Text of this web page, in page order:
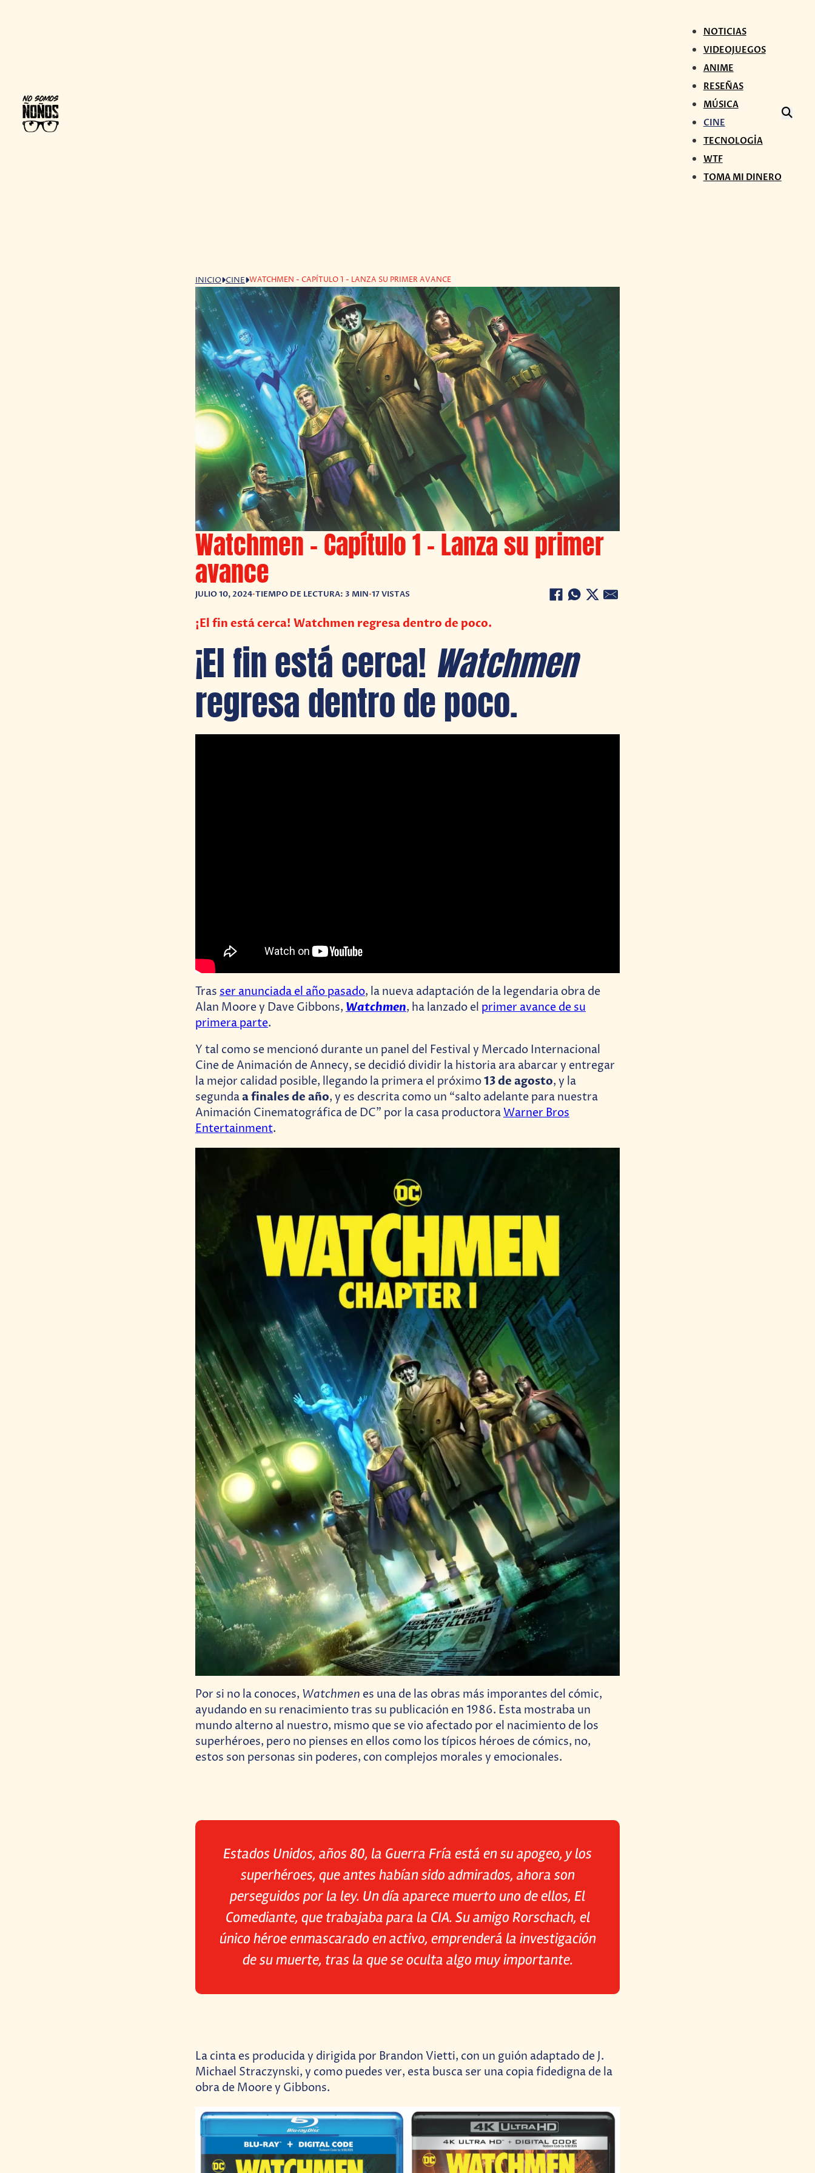
NOTICIAS
VIDEOJUEGOS
ANIME
RESEÑAS
MÚSICA
CINE
TECNOLOGÍA
WTF
TOMA MI DINERO
INICIO CINE WATCHMEN - CAPÍTULO 1 - LANZA SU PRIMER AVANCE
Watchmen – Capítulo 1 – Lanza su primer
avance
JULIO 10, 2024•TIEMPO DE LECTURA: 3 MIN•17 VISTAS
¡El fin está cerca! Watchmen regresa dentro de poco.
¡El fin está cerca! Watchmen
regresa dentro de poco.
Tras ser anunciada el año pasado, la nueva adaptación de la legendaria obra de
Alan Moore y Dave Gibbons, Watchmen, ha lanzado el primer avance de su
primera parte.
Y tal como se mencionó durante un panel del Festival y Mercado Internacional
Cine de Animación de Annecy, se decidió dividir la historia ara abarcar y entregar
la mejor calidad posible, llegando la primera el próximo13 de agosto, y la
segundaa finales de año, y es descrita como un “salto adelante para nuestra
Animación Cinematográfica de DC” por la casa productoraWarner Bros
Entertainment.
Por si no la conoces, Watchmen es una de las obras más imporantes del cómic,
ayudando en su renacimiento tras su publicación en 1986. Esta mostraba un
mundo alterno al nuestro, mismo que se vio afectado por el nacimiento de los
superhéroes, pero no pienses en ellos como los típicos héroes de cómics, no,
estos son personas sin poderes, con complejos morales y emocionales.
Estados Unidos, años 80, la Guerra Fría está en su apogeo, y los
superhéroes, que antes habían sido admirados, ahora son
perseguidos por la ley. Un día aparece muerto uno de ellos, El
Comediante, que trabajaba para la CIA. Su amigo Rorschach, el
único héroe enmascarado en activo, emprenderá la investigación
de su muerte, tras la que se oculta algo muy importante.
La cinta es producida y dirigida por Brandon Vietti, con un guión adaptado de J.
Michael Straczynski, y como puedes ver, esta busca ser una copia fidedigna de la
obra de Moore y Gibbons.